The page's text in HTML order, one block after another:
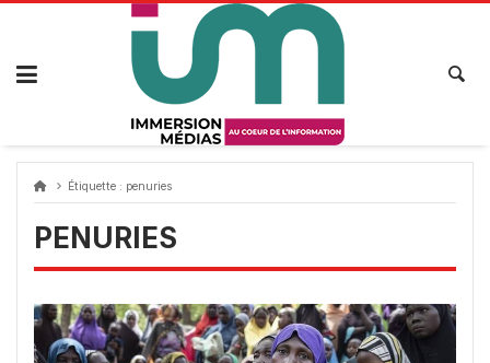
Passer
Étiquette : penuries
PENURIES